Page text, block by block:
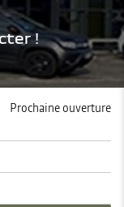
!
Prochaine ouverture
- 12:0014:00 - 19:00